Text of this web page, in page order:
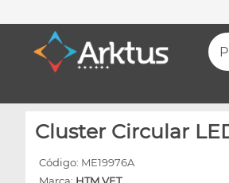
Cluster Circular
Código: ME19976A